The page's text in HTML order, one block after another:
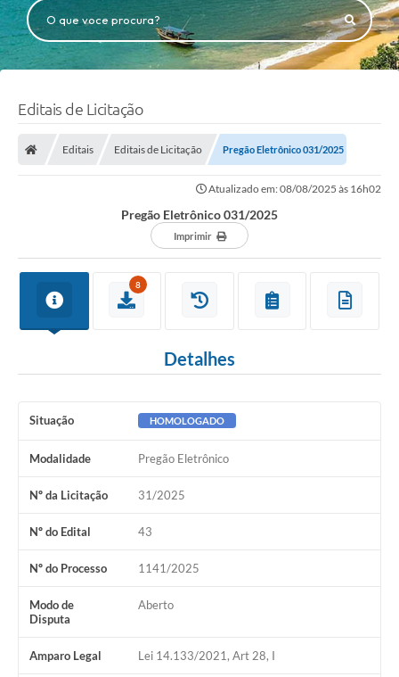
O que voce procura?
Editais de Licitação
Editais Editais de Licitação Pregão Eletrônico 031/2025
Atualizado em: 08/08/2025 às 16h02
Pregão Eletrônico 031/2025
Imprimir
8
Detalhes
Situação HOMOLOGADO
Modalidade Pregão Eletrônico
Nº da Licitação 31/2025
Nº do Edital 43
Nº do Processo 1141/2025
Modo de
Disputa
Aberto
Amparo Legal Lei 14.133/2021, Art 28, I